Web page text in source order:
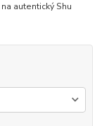
autentický Shu